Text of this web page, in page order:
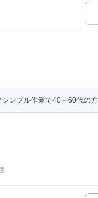
ンプル作業で40～60代の